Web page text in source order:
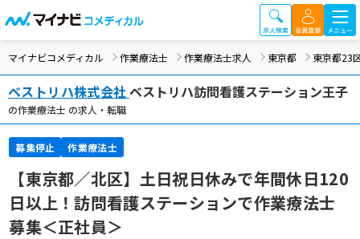
マイナビコメディカル 作業療法士 作業療法士求人 東京都 東京都23
ベストリハ株式会社ベストリハ訪問看護ステーション王子
の作業療法士 の求人・転職
募集停止 作業療法士
【東京都／北区】土日祝日休みで年間休日120
日以上！訪問看護ステーションで作業療法士
募集＜正社員＞